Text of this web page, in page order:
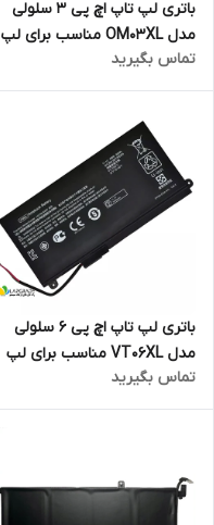
باتری لپ تاپ اچ پی 3 سلولی
مدل OM03XL مناسب برای لپ
تاپ EliteBook X360 1030 G2
تماس بگیرید
باتری لپ تاپ اچ پی 6 سلولی
مدل VT06XL مناسب برای لپ
تاپ Envy 17-3000
تماس بگیرید